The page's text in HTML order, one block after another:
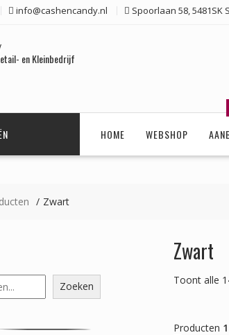
info@cashencandy.nl Spoorlaan 58, 5481SK
en Kleinbedrijf
HOME WEBSHOP
Zwart
Zwart
Toont alle
Producten
Zoeken